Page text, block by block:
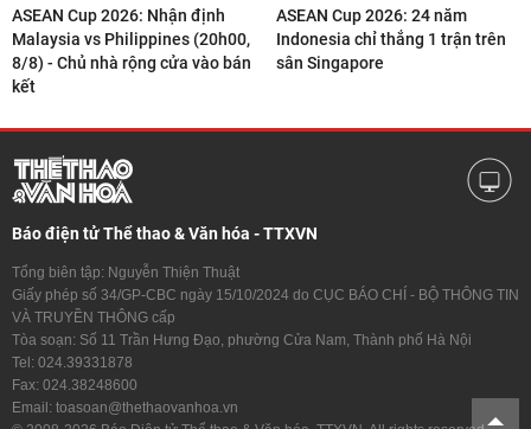
ASEAN Cup 2026: Nhận định
Malaysia vs Philippines (20h00,
8/8) - Chủ nhà rộng cửa vào bán
kết
ASEAN Cup 2026: 24 năm
Indonesia chỉ thắng 1 trận trên
sân Singapore
Báo điện tử Thể thao & Văn hóa - TTXVN
Tổng biên tập: Nguyễn Thiện Thuật
Giấy phép số 34/GP-CBC ngày 15/10/2024 do CỤC BÁO CHÍ - BỘ THÔNG TIN
VÀ TRUYỀN THÔNG cấp
Tòa soạn: Số 11 Trần Hưng Đạo, phường Cửa Nam, Thành phố Hà Nội
Tel: 024.39331878
Fax: 024.38248600
Email: toasoan@thethaovanhoa.vn